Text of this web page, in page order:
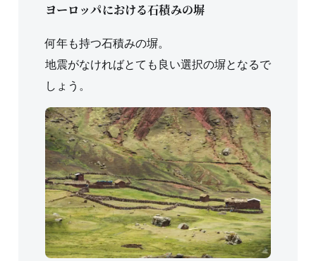
ヨーロッパにおける石積みの塀
何年も持つ石積みの塀。
地震がなければとても良い選択の塀となるで
しょう。